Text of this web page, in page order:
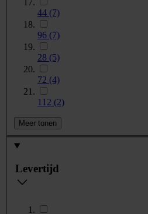
44 (7)
96 (7)
28 (5)
72 (4)
112 (2)
Meer tonen
Levertijd